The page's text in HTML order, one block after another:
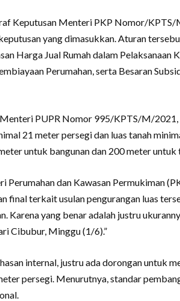
Keputusan Menteri PKP Nomor/
yang dimasukkan. Aturan
Harga Jual Rumah dalam
Perumahan, serta Besaran
PUPR Nomor 995/KPTS/M/
21 meter persegi dan luas tanah
untuk bangunan dan 200 meter untuk
dan Kawasan Permukiman
final terkait usulan pengurangan luas
Karena yang benar adalah justru
Cibubur, Minggu (1/6).”
internal, justru ada dorongan untuk
persegi. Menurutnya, standar